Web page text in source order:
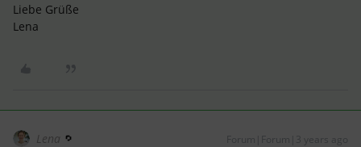
Liebe Grüße
Lena
Lena Forum|Forum|3 years ago